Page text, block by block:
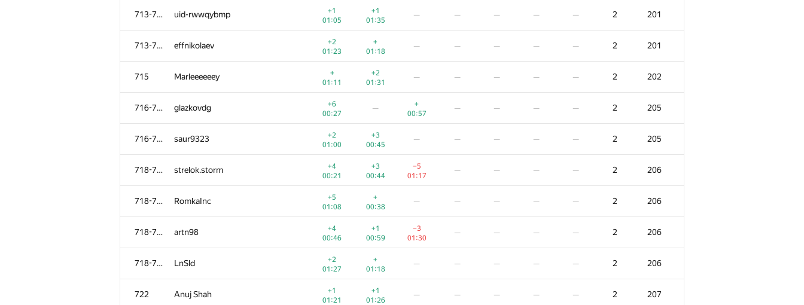
713-714 uid-rwwqybmp
+1
01:05
+1
01:35
— — — — — 2 201
713-714 effnikolaev
+2
01:23
+
01:18
— — — — — 2 201
715 Marleeeeeey
+
01:11
+2
01:31
— — — — — 2 202
716-717 glazkovdg
+6
00:27
—
+
00:57
— — — — 2 205
716-717 saur9323
+2
01:00
+3
00:45
— — — — — 2 205
718-721 strelok.storm
+4
00:21
+3
00:44
−5
01:17
— — — — 2 206
718-721 RomkaInc
+5
01:08
+
00:38
— — — — — 2 206
718-721 artn98
+4
00:46
+1
00:59
−3
01:30
— — — — 2 206
718-721 LnSld
+2
01:27
+
01:18
— — — — — 2 206
722 Anuj Shah
+1
01:21
+1
01:26
— — — — — 2 207